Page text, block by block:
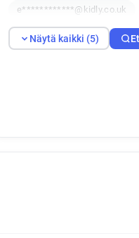
e************@kidly.co.uk
Näytä kaikki (5)